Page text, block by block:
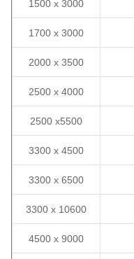
1500 x 3000
1700 x 3000
2000 x 3500
2500 x 4000
2500 x5500
3300 x 4500
3300 x 6500
3300 x 10600
4500 x 9000